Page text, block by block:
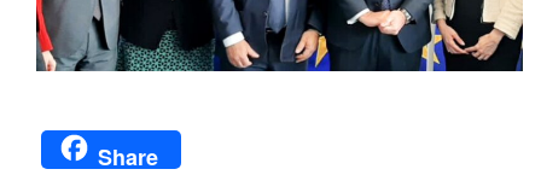
Share